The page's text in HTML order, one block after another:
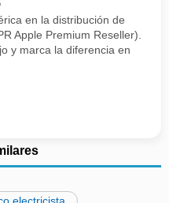
en la distribución de
Apple Premium Reseller).
y marca la diferencia en